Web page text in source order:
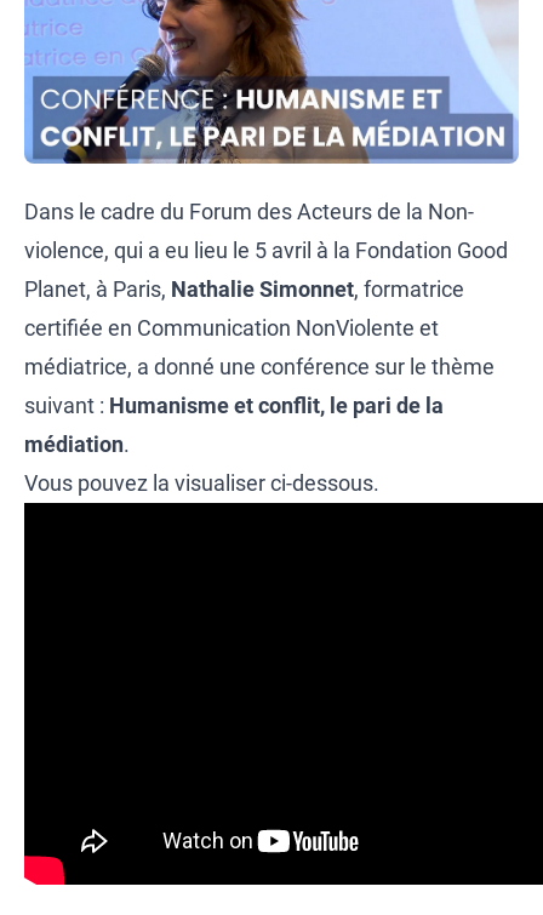
Dans le cadre du Forum des Acteurs de la Non-
violence, qui a eu lieu le 5 avril à la Fondation Good
Planet, à Paris, Nathalie Simonnet, formatrice
certifiée en Communication NonViolente et
médiatrice, a donné une conférence sur le thème
suivant : Humanisme et conflit, le pari de la
médiation.
Vous pouvez la visualiser ci-dessous.